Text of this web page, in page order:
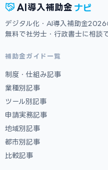
AI 導入補助金 ナビ
デジタル化・AI導入補助金
無料で社労士・行政書士に相談
補助金ガイド一覧
制度・仕組み記事
業種別記事
ツール別記事
申請実務記事
地域別記事
都市別記事
比較記事